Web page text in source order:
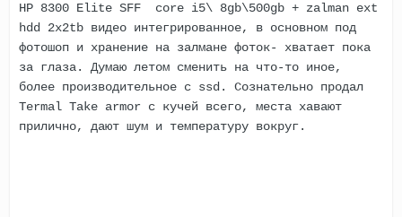
HP 8300 Elite SFF core i5\ 8gb\500gb + zalman ext
hdd 2x2tb видео интегрированное, в основном под
фотошоп и хранение на залмане фоток- хватает пока
за глаза. Думаю летом сменить на что-то иное,
более производительное с ssd. Сознательно продал
Termal Take armor с кучей всего, места хавают
прилично, дают шум и температуру вокруг.